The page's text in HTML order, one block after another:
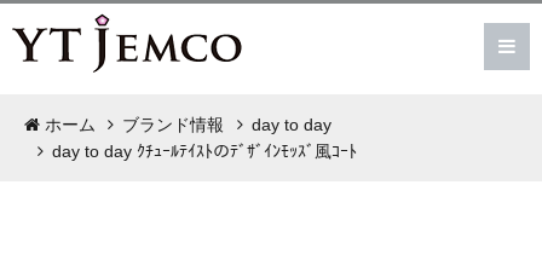
ホーム ブランド情報
day to day
day to day ｸﾁｭｰﾙﾃｲｽﾄのﾃﾞｻﾞｲﾝﾓｯｽﾞ風ｺｰﾄ